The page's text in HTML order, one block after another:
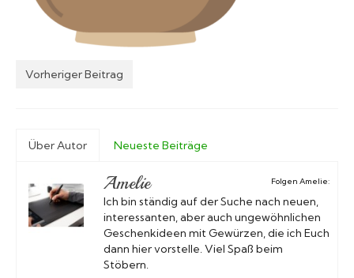
Bücher
Vorheriger Beitrag
Über Autor Neueste Beiträge
Folgen Amelie:
Amelie
Ich bin ständig auf der Suche nach neuen,
interessanten, aber auch ungewöhnlichen
Geschenkideen mit Gewürzen, die ich Euch
dann hier vorstelle. Viel Spaß beim
Stöbern.